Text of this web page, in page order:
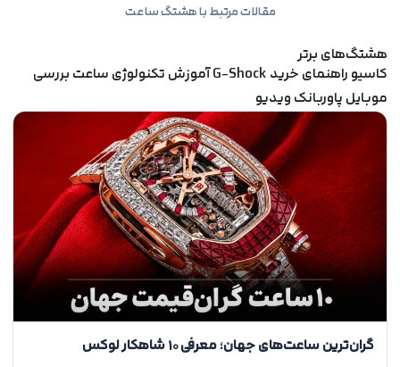
مقالات مرتبط با هشتگ ساعت
هشتگ‌های برتر
کاسیوراهنمای خریدG-Shockآموزشتکنولوژیساعتبررسی
موبایلپاوربانکویدیو
گران‌ترین ساعت‌های جهان؛ معرفی ۱۰ شاهکار لوکس